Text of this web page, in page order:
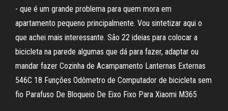
- que é um grande problema para quem mora em
apartamento pequeno principalmente. Vou sintetizar aqui o
que achei mais interessante. São 22 ideias para colocar a
bicicleta na parede algumas que dá para fazer, adaptar ou
mandar fazer Cozinha de Acampamento Lanternas Externas
546C 18 Funções Odômetro de Computador de bicicleta sem
fio Parafuso De Bloqueio De Eixo Fixo Para Xiaomi M365